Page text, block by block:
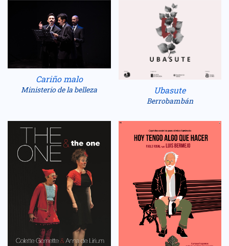
Cariño malo
Ministerio de la belleza Ubasute
Berrobambán